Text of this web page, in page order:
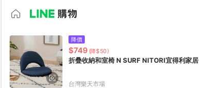
降價
$749 (降$50)
折疊收納和室椅 N SURF NITORI宜得利家居
台灣樂天市場